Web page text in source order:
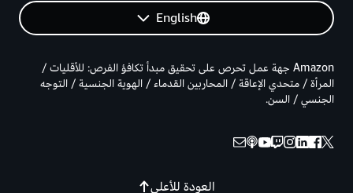
English
العودة للأعلى
Amazon جهة عمل تحرص على تحقيق مبدأ تكافؤ الفرص: للأقليات /
المرأة / متحدي الإعاقة / المحاربين القدماء / الهوية الجنسية / التوجه
الجنسي / السن.